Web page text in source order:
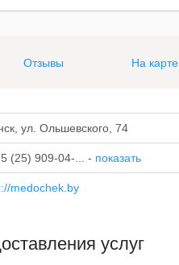
Отзывы На карте
ул. Ольшевского, 74
(25) 909-04-... - показать
medochek.by
услуг